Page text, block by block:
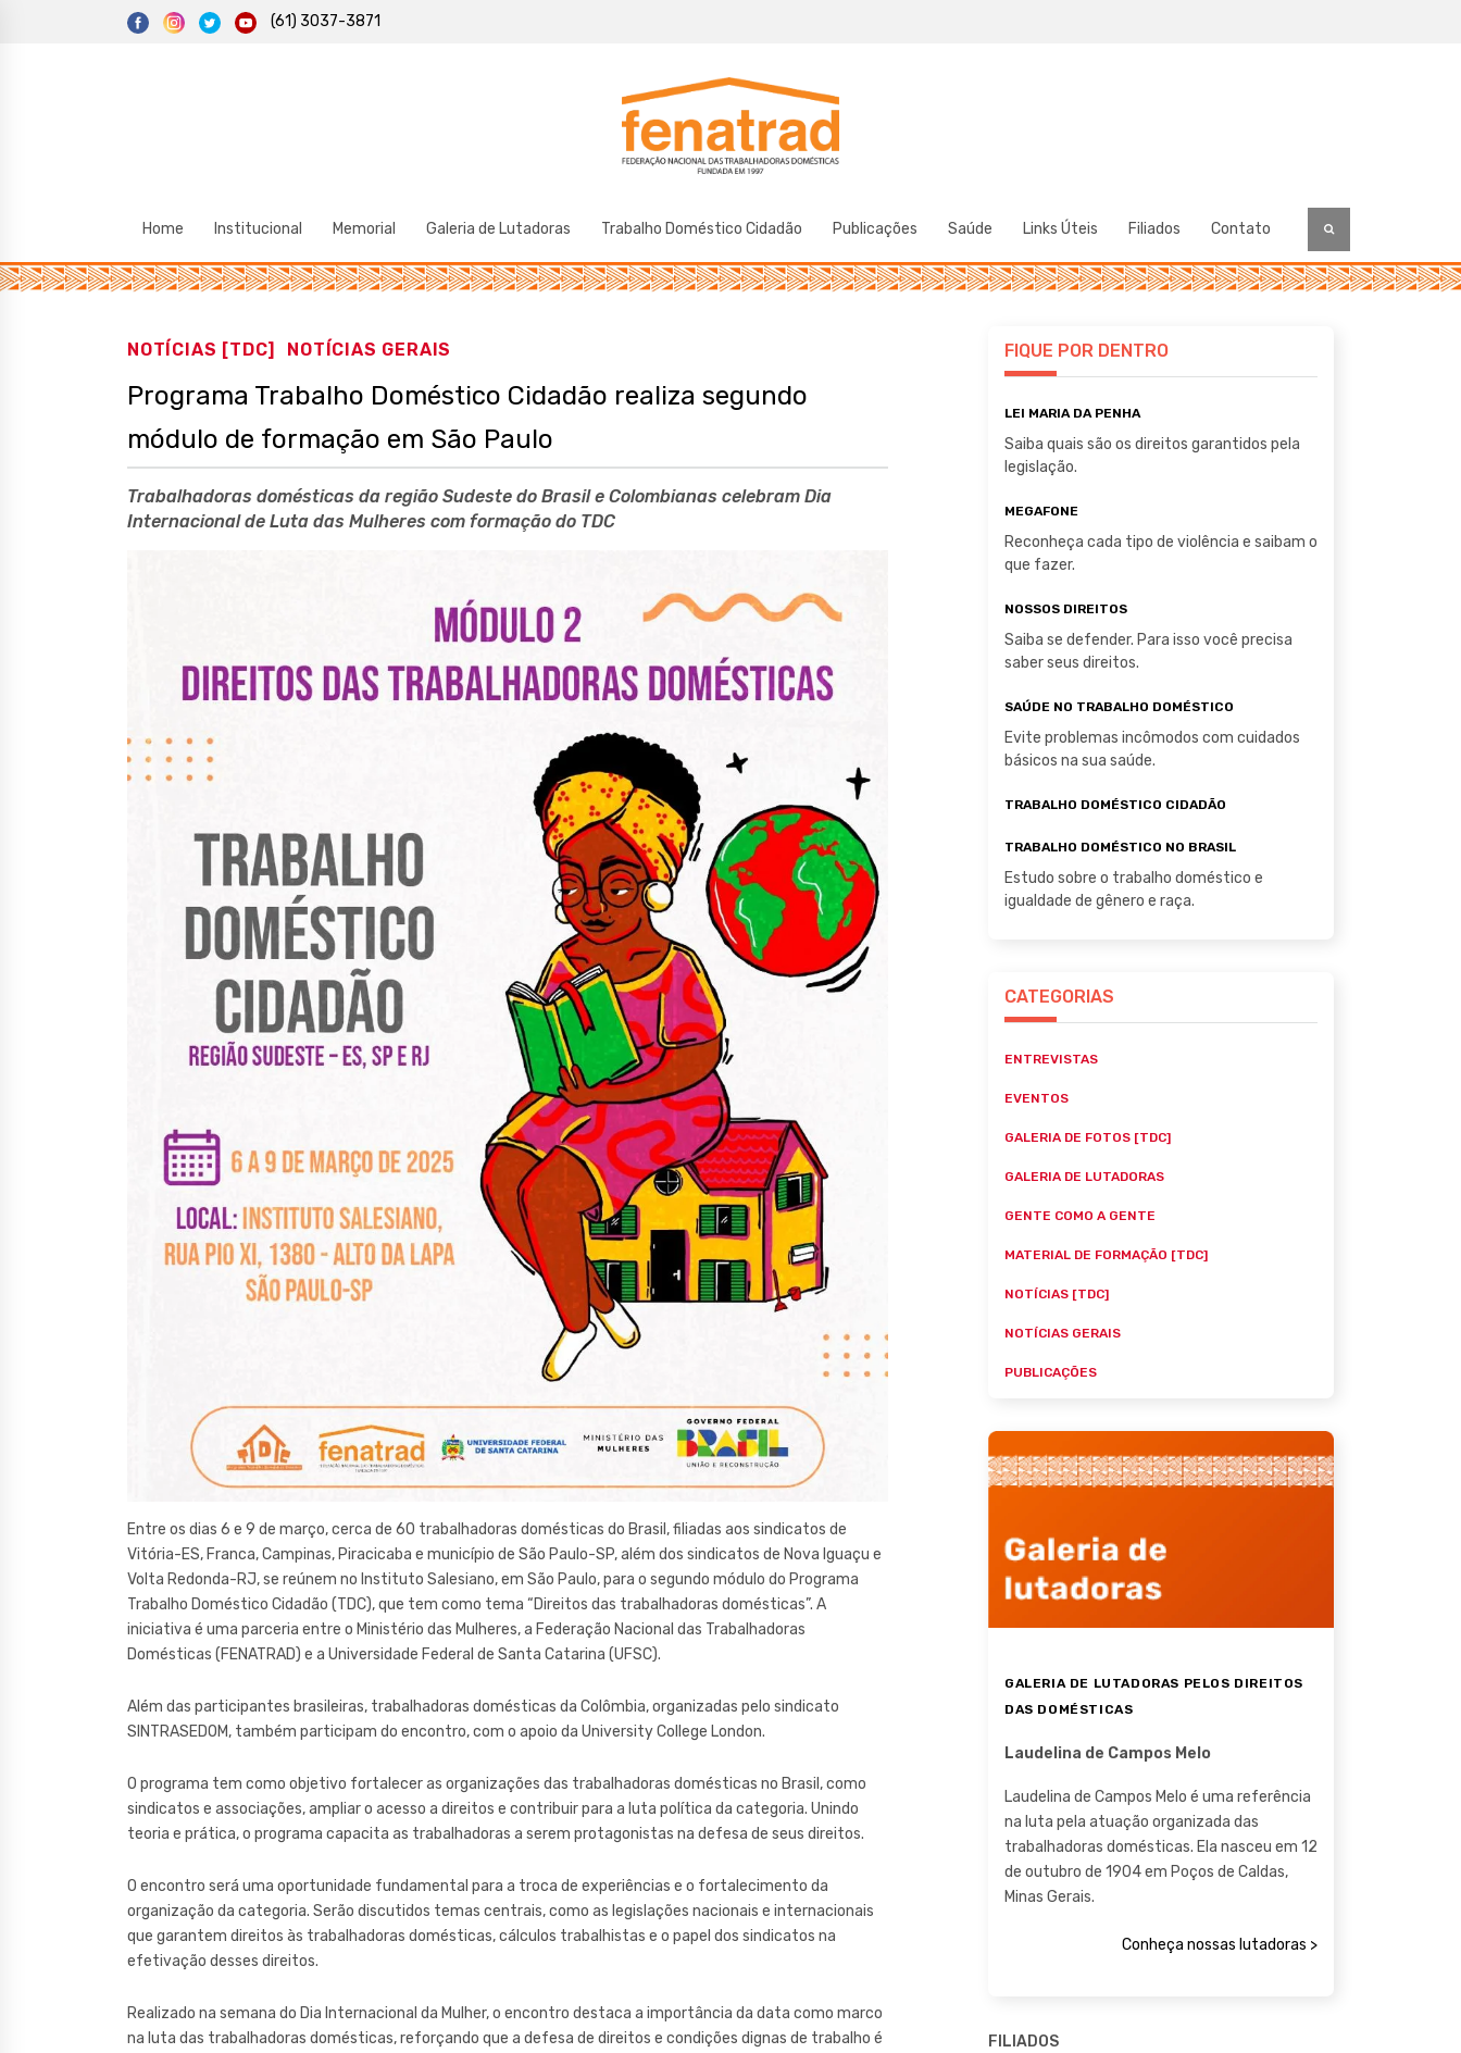
(61) 3037-3871
Fenatrad
Federação Nacional das Trabalhadoras Domésticas
Home Institucional Memorial Galeria de Lutadoras Trabalho Doméstico Cidadão Publicações Saúde Links Úteis Filiados Contato
NOTÍCIAS [TDC] NOTÍCIAS GERAIS
Programa Trabalho Doméstico Cidadão realiza segundo
módulo de formação em São Paulo
Trabalhadoras domésticas da região Sudeste do Brasil e Colombianas celebram Dia
Internacional de Luta das Mulheres com formação do TDC
Entre os dias 6 e 9 de março, cerca de 60 trabalhadoras domésticas do Brasil, filiadas aos sindicatos de
Vitória-ES, Franca, Campinas, Piracicaba e município de São Paulo-SP, além dos sindicatos de Nova Iguaçu e
Volta Redonda-RJ, se reúnem no Instituto Salesiano, em São Paulo, para o segundo módulo do Programa
Trabalho Doméstico Cidadão (TDC), que tem como tema “Direitos das trabalhadoras domésticas”. A
iniciativa é uma parceria entre o Ministério das Mulheres, a Federação Nacional das Trabalhadoras
Domésticas (FENATRAD) e a Universidade Federal de Santa Catarina (UFSC).
Além das participantes brasileiras, trabalhadoras domésticas da Colômbia, organizadas pelo sindicato
SINTRASEDOM, também participam do encontro, com o apoio da University College London.
O programa tem como objetivo fortalecer as organizações das trabalhadoras domésticas no Brasil, como
sindicatos e associações, ampliar o acesso a direitos e contribuir para a luta política da categoria. Unindo
teoria e prática, o programa capacita as trabalhadoras a serem protagonistas na defesa de seus direitos.
O encontro será uma oportunidade fundamental para a troca de experiências e o fortalecimento da
organização da categoria. Serão discutidos temas centrais, como as legislações nacionais e internacionais
que garantem direitos às trabalhadoras domésticas, cálculos trabalhistas e o papel dos sindicatos na
efetivação desses direitos.
Realizado na semana do Dia Internacional da Mulher, o encontro destaca a importância da data como marco
na luta das trabalhadoras domésticas, reforçando que a defesa de direitos e condições dignas de trabalho é
FIQUE POR DENTRO
LEI MARIA DA PENHA
Saiba quais são os direitos garantidos pela
legislação.
MEGAFONE
Reconheça cada tipo de violência e saibam o
que fazer.
NOSSOS DIREITOS
Saiba se defender. Para isso você precisa
saber seus direitos.
SAÚDE NO TRABALHO DOMÉSTICO
Evite problemas incômodos com cuidados
básicos na sua saúde.
TRABALHO DOMÉSTICO CIDADÃO
TRABALHO DOMÉSTICO NO BRASIL
Estudo sobre o trabalho doméstico e
igualdade de gênero e raça.
CATEGORIAS
ENTREVISTAS
EVENTOS
GALERIA DE FOTOS [TDC]
GALERIA DE LUTADORAS
GENTE COMO A GENTE
MATERIAL DE FORMAÇÃO [TDC]
NOTÍCIAS [TDC]
NOTÍCIAS GERAIS
PUBLICAÇÕES
GALERIA DE LUTADORAS PELOS DIREITOS
DAS DOMÉSTICAS
Laudelina de Campos Melo
Laudelina de Campos Melo é uma referência
na luta pela atuação organizada das
trabalhadoras domésticas. Ela nasceu em 12
de outubro de 1904 em Poços de Caldas,
Minas Gerais.
Conheça nossas lutadoras >
FILIADOS